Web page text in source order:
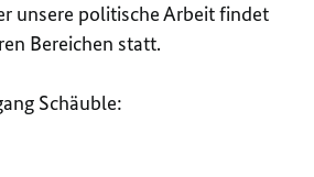
unsere politische Arbeit findet
Bereichen statt.
Schäuble: